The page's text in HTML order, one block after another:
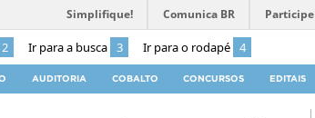
2 Ir para a busca 3 Ir para o rodapé 4
Simplifique! Comunica BR Participe
AUDITORIA COBALTO CONCURSOS EDITAIS